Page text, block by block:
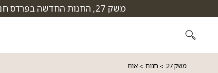
משק 27, החנות החדשה בפרדס חנה, פתחנו! מוזמנים לבקר בסניפים שלנו: תל אביב, יקנעם, קריית ים, נהלל ופרדס חנה, מוזמנים!
משק 27 חנות אווז